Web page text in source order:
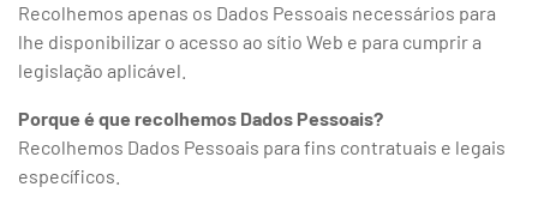
Recolhemos apenas os Dados Pessoais necessários para
lhe disponibilizar o acesso ao sítio Web e para cumprir a
legislação aplicável.
Porque é que recolhemos Dados Pessoais?
Recolhemos Dados Pessoais para fins contratuais e legais
específicos.